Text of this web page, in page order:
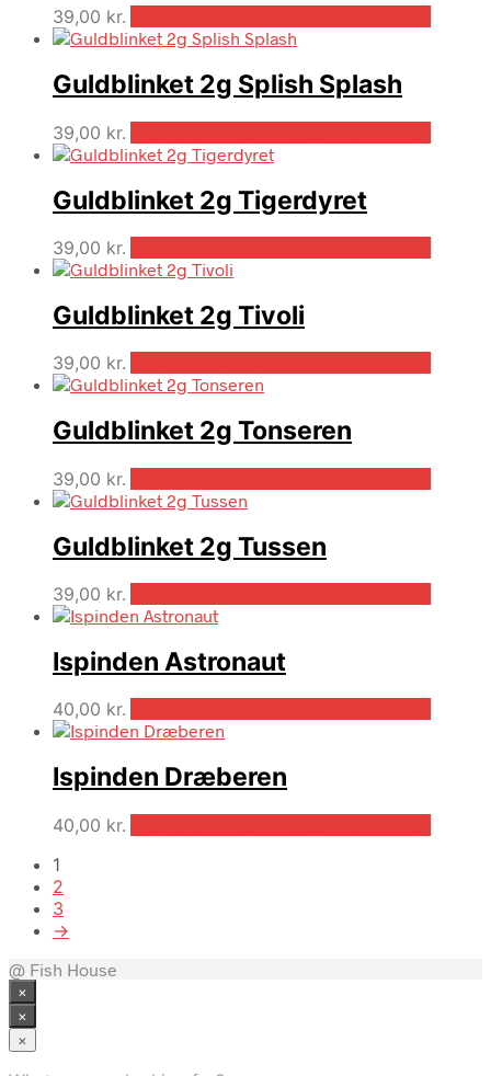
39,00 kr.
Guldblinket 2g Splish Splash
39,00 kr.
Guldblinket 2g Tigerdyret
39,00 kr.
Guldblinket 2g Tivoli
39,00 kr.
Guldblinket 2g Tonseren
39,00 kr.
Guldblinket 2g Tussen
39,00 kr.
Ispinden Astronaut
40,00 kr.
Ispinden Dræberen
40,00 kr.
1
2
3
→
@ Fish House
×
×
×